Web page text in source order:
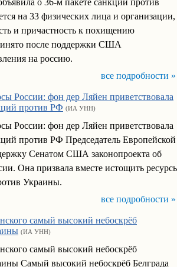
о 36-м пакете санкций против
на 33 физических лица и организации,
и причастность к похищению
после поддержки США
на россию.
все подробности »
России: фон дер Ляйен приветствовала
против РФ (ИА УНН)
России: фон дер Ляйен приветствовала
против РФ Председатель Европейской
Сенатом США законопроекта об
Она призвала вместе истощить
Украины.
все подробности »
самый высокий небоскрёб
(ИА УНН)
самый высокий небоскрёб
Самый высокий небоскрёб Белграда